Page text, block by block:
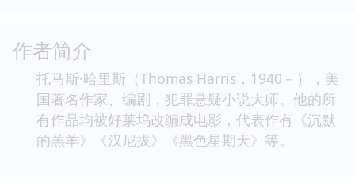
作者简介
托马斯·哈里斯（Thomas Harris，1940－），美
国著名作家、编剧，犯罪悬疑小说大师。他的所
有作品均被好莱坞改编成电影，代表作有《沉默
的羔羊》《汉尼拔》《黑色星期天》等。